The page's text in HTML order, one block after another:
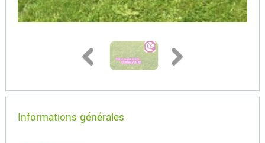
Informations générales